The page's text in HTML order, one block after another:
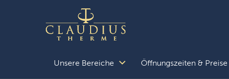
Unsere Bereiche Öffnungszeiten & Preise